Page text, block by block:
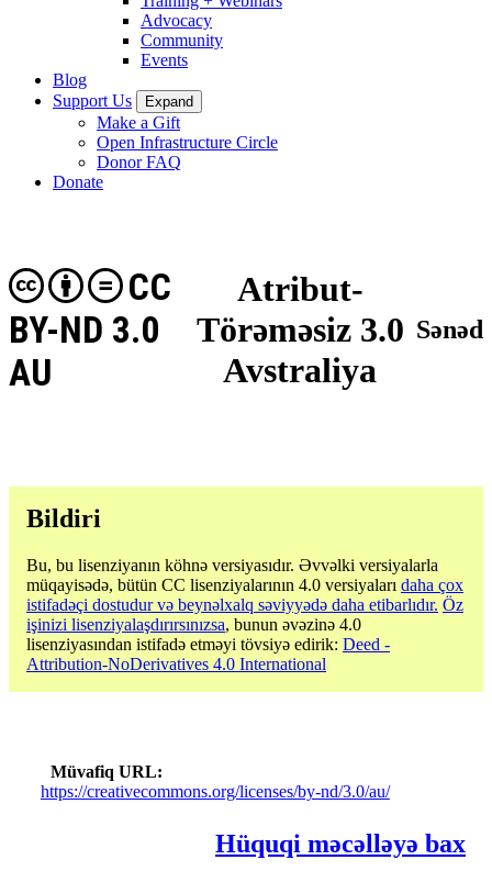
Advocacy
Community
Events
Blog
Support Us
Expand
Make a Gift
Open Infrastructure Circle
Donor FAQ
Donate
Atribut-
Törəməsiz 3.0
Avstraliya
CC
BY-ND 3.0
AU
Sənəd
Bildiri
Bu, bu lisenziyanın köhnə versiyasıdır. Əvvəlki versiyalarla
müqayisədə, bütün CC lisenziyalarının 4.0 versiyaları daha çox
istifadəçi dostudur və beynəlxalq səviyyədə daha etibarlıdır. Öz
işinizi lisenziyalaşdırırsınızsa, bunun əvəzinə 4.0
lisenziyasından istifadə etməyi tövsiyə edirik: Deed -
Attribution-NoDerivatives 4.0 International
Müvafiq URL
https://creativecommons.org/licenses/by-nd/3.0/au/
Hüquqi məcəlləyə bax